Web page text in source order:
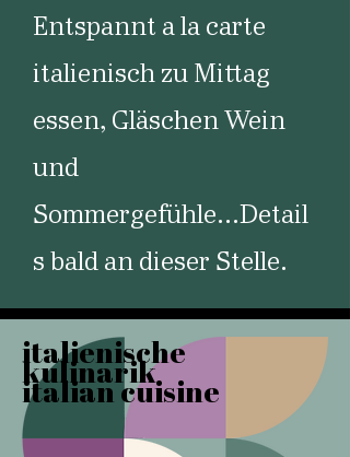
Entspannt a la carte
italienisch zu Mittag
essen, Gläschen Wein
und
Sommergefühle...Detail
s bald an dieser Stelle.
italienische
kulinarik
italian cuisine